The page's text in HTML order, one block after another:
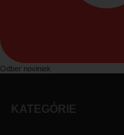
Odber noviniek
KATEGÓRIE